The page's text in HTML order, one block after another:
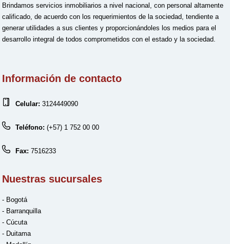
Brindamos servicios inmobiliarios a nivel nacional, con personal altamente
calificado, de acuerdo con los requerimientos de la sociedad, tendiente a
generar utilidades a sus clientes y proporcionándoles los medios para el
desarrollo integral de todos comprometidos con el estado y la sociedad.
Información de contacto
Celular: 3124449090
Teléfono: (+57) 1 752 00 00
Fax: 7516233
Nuestras sucursales
- Bogotá
- Barranquilla
- Cúcuta
- Duitama